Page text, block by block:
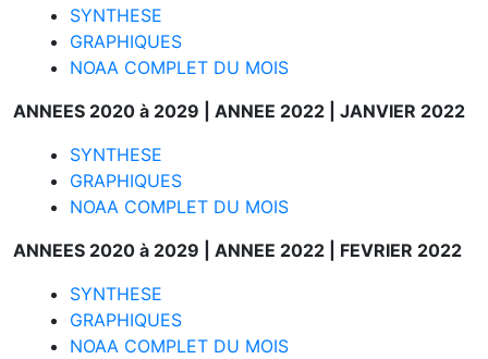
SYNTHESE
GRAPHIQUES
NOAA COMPLET DU MOIS
ANNEES 2020 à 2029 | ANNEE 2022 | JANVIER 2022
SYNTHESE
GRAPHIQUES
NOAA COMPLET DU MOIS
ANNEES 2020 à 2029 | ANNEE 2022 | FEVRIER 2022
SYNTHESE
GRAPHIQUES
NOAA COMPLET DU MOIS